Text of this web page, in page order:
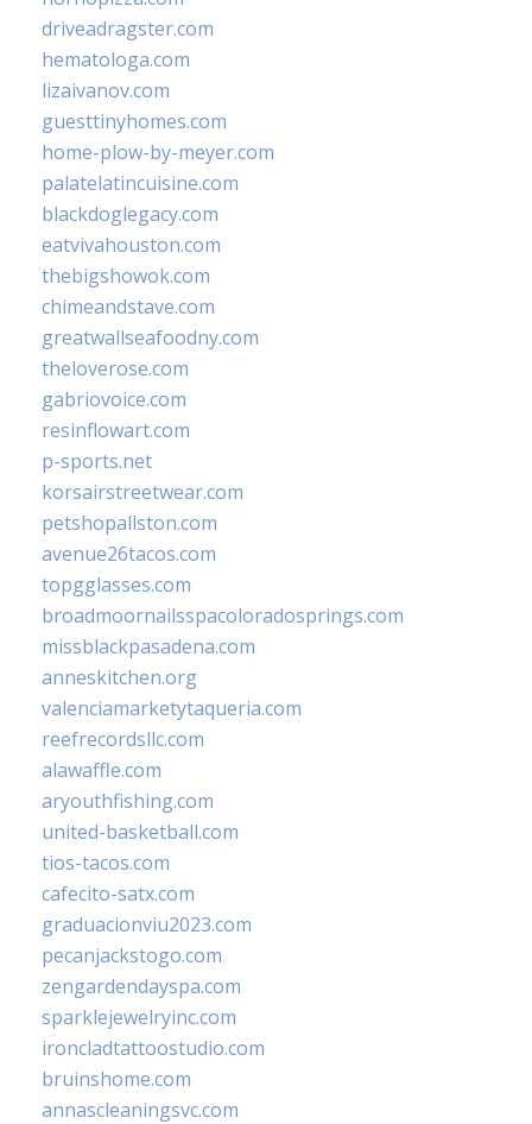
driveadragster.com
hematologa.com
lizaivanov.com
guesttinyhomes.com
home-plow-by-meyer.com
palatelatincuisine.com
blackdoglegacy.com
eatvivahouston.com
thebigshowok.com
chimeandstave.com
greatwallseafoodny.com
theloverose.com
gabriovoice.com
resinflowart.com
p-sports.net
korsairstreetwear.com
petshopallston.com
avenue26tacos.com
topgglasses.com
broadmoornailsspacoloradosprings.com
missblackpasadena.com
anneskitchen.org
valenciamarketytaqueria.com
reefrecordsllc.com
alawaffle.com
aryouthfishing.com
united-basketball.com
tios-tacos.com
cafecito-satx.com
graduacionviu2023.com
pecanjackstogo.com
zengardendayspa.com
sparklejewelryinc.com
ironcladtattoostudio.com
bruinshome.com
annascleaningsvc.com